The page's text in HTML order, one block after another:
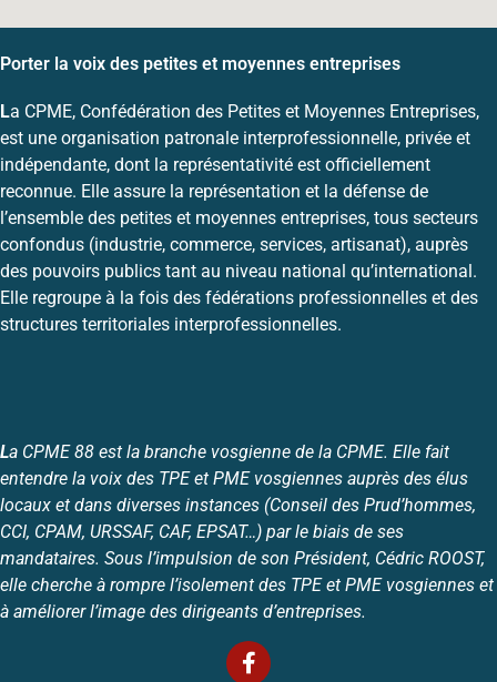
Porter la voix des petites et moyennes entreprises
La CPME, Confédération des Petites et Moyennes Entreprises,
est une organisation patronale interprofessionnelle, privée et
indépendante, dont la représentativité est officiellement
reconnue. Elle assure la représentation et la défense de
l’ensemble des petites et moyennes entreprises, tous secteurs
confondus (industrie, commerce, services, artisanat), auprès
des pouvoirs publics tant au niveau national qu’international.
Elle regroupe à la fois des fédérations professionnelles et des
structures territoriales interprofessionnelles.
La CPME 88 est la branche vosgienne de la CPME. Elle fait
entendre la voix des TPE et PME vosgiennes auprès des élus
locaux et dans diverses instances (Conseil des Prud’hommes,
CCI, CPAM, URSSAF, CAF, EPSAT…) par le biais de ses
mandataires. Sous l’impulsion de son Président, Cédric ROOST,
elle cherche à rompre l’isolement des TPE et PME vosgiennes et
à améliorer l’image des dirigeants d’entreprises.